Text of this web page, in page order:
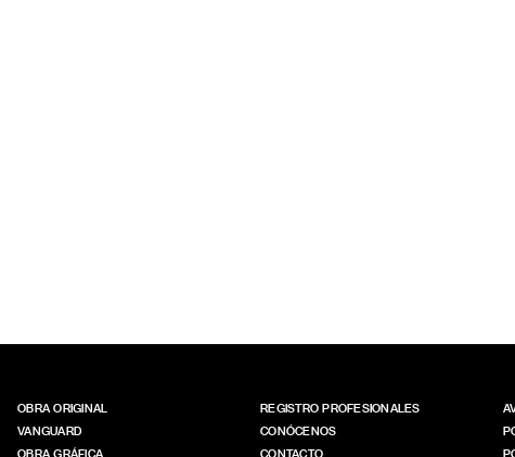
OBRA ORIGINAL
VANGUARD
OBRA GRÁFICA
REGISTRO PROFESIONALES
CONÓCENOS
CONTACTO